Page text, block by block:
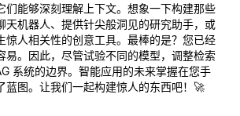
们能够深刻理解 上下文。想象一下构建那些
天机器人、提供针尖般洞见的研究助手，或
惊人相关性的创意工具。最棒的是？您已经
易。因此，尽管试验不同的模型，调整检索
系统的边界。智能应用的未来掌握在您手
蓝图。让我们一起构建惊人的东西吧！🚀